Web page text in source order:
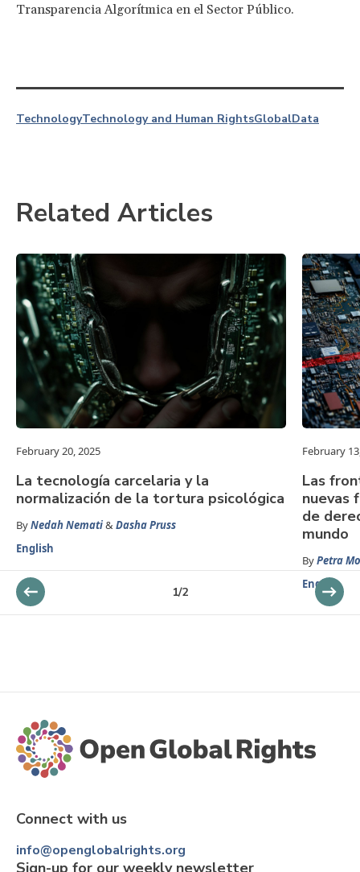
Transparencia Algorítmica en el Sector Público.
TechnologyTechnology and Human RightsGlobalData
Related Articles
February 20, 2025
La tecnología carcelaria y la
normalización de la tortura psicológica
ByNedah Nemati& Dasha Pruss
English
February
Las
nuevas
de
mundo
ByPetra
English
1/2
Connect with us
info@openglobalrights.org
Sign-up for our weekly newsletter